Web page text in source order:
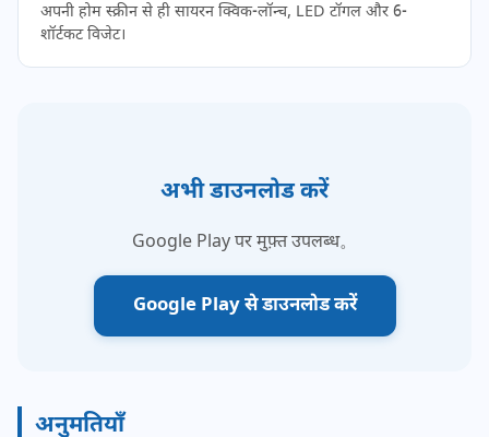
अपनी होम स्क्रीन से ही सायरन क्विक-लॉन्च, LED टॉगल और 6-
शॉर्टकट विजेट।
अभी डाउनलोड करें
Google Play पर मुफ़्त उपलब्ध。
Google Play से डाउनलोड करें
अनुमतियाँ